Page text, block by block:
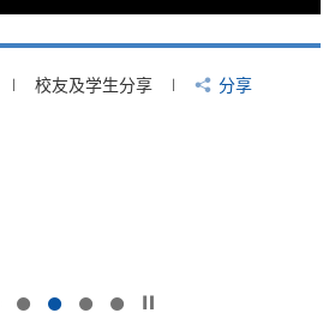
校友及学生分享 分享